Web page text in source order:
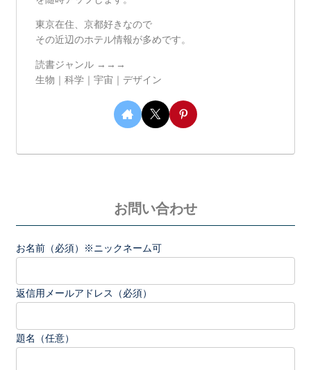
東京在住、京都好きなので
その近辺のホテル情報が多めです。
読書ジャンル →→→
生物｜科学｜宇宙｜デザイン
お問い合わせ
お名前（必須）※ニックネーム可
返信用メールアドレス（必須）
題名（任意）